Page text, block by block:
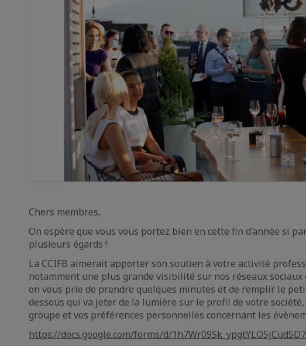
Chers membres,
On espère que vous vous portez bien en cette fin d’année si
plusieurs égards !
La CCIFB aimerait apporter son soutien à votre activité
notamment une plus grande visibilité sur nos réseaux
on vous prie de prendre quelques minutes et de remplir le
dessous qui va jeter de la lumière sur le profil de votre
groupe et vos préférences personnelles concernant les
https://docs.google.com/forms/d/